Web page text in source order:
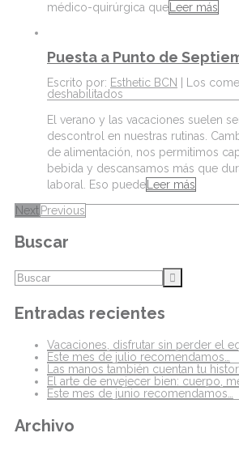
médico-quirúrgica queLeer más
Puesta a Punto de
Escrito por: Esthetic BCN
Los
deshabilitados
El verano y las vacaciones suelen
descontrol en nuestras rutinas.
de alimentación, nos permitimos
bebida y descansamos más que
laboral. Eso puedeLeer más
Next Previous
Buscar
Entradas recientes
Vacaciones, disfrutar sin perder el
Este mes de julio recomendamos…
Las manos también cuentan tu
El arte de envejecer bien: cuerpo,
Este mes de junio recomendamos…
Archivo